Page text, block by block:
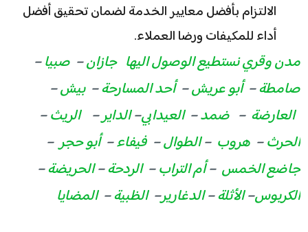
الالتزام بأفضل معايير الخدمة لضمان تحقيق أفضل
أداء للمكيفات ورضا العملاء.
مدن وقري نستطيع الوصول اليها جازان–صبيا–
صامطة–أبو عريش–أحد المسارحة– بيش–
العارضة –ضمد–العيدابي–الداير– الريث–
الحرث– هروب –الطوال–فيفاء–أبو حجر–
جاضع الخمس –أم التراب– الردحة–الحريضة–
الكربوس–الأثلة–الدغارير–الظبية– المضايا